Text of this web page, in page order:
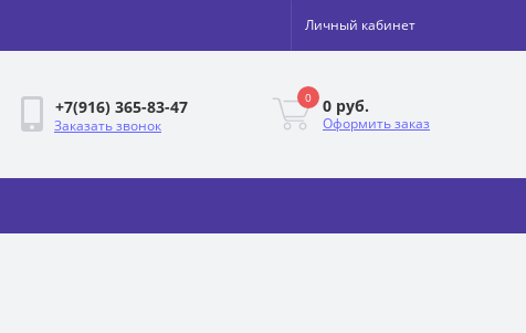
Личный кабинет
+7(916) 365-83-47
Заказать звонок
0 0 руб.
Оформить заказ